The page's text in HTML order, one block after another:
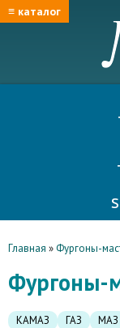
≡ каталог
Главная »Фургоны-
Фургоны-
КАМАЗ ГАЗ МАЗ